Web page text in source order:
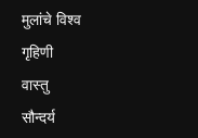
मुलांचे विश्व
गृहिणी
वास्तु
सौन्दर्य